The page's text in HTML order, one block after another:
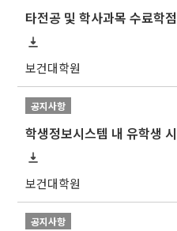
타전공 및 학사과목 수료학
보건대학원
공지사항
보건대학원
공지사항